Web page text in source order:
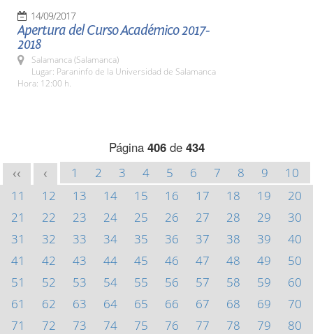
14/09/2017
Apertura del Curso Académico 2017-
2018
Salamanca (Salamanca)
Lugar: Paraninfo de la Universidad de Salamanca
Hora: 12:00 h.
Página 406de 434
<< < 1 2 3 4 5 6 7 8 9
10
11
12 13 14 15 16 17 18 19
20
21
22 23 24 25 26 27 28 29
30
31
32 33 34 35 36 37 38 39
40
41
42 43 44 45 46 47 48 49
50
51
52 53 54 55 56 57 58 59
60
61
62 63 64 65 66 67 68 69
70
71
72 73 74 75 76 77 78 79
80